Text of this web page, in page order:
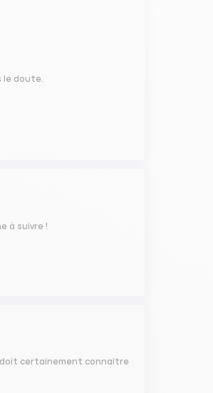
le doute.
à suivre !
doit certainement connaître